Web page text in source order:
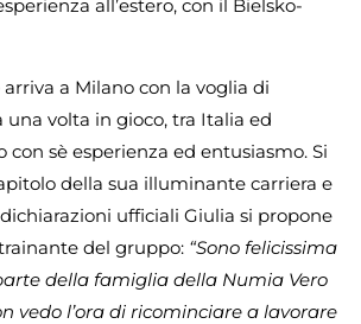
all’estero, con il Bielsko-
a Milano con la voglia di
una volta in gioco, tra Italia ed
con sè esperienza ed entusiasmo. Si
della sua illuminante carriera e
ufficiali Giulia si propone
del gruppo: “Sono felicissima
della famiglia della Numia Vero
vedo l’ora di ricominciare a lavorare